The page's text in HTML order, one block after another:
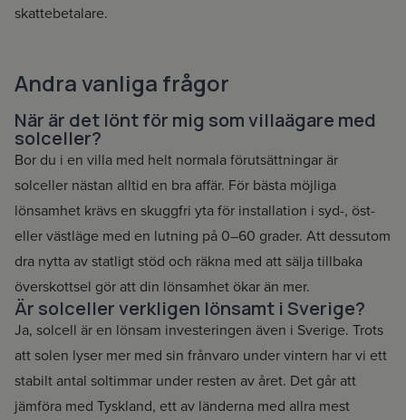
skattebetalare.
Andra vanliga frågor
När är det lönt för mig som villaägare med
solceller?
Bor du i en villa med helt normala förutsättningar är
solceller nästan alltid en bra affär. För bästa möjliga
lönsamhet krävs en skuggfri yta för installation i syd-, öst-
eller västläge med en lutning på 0–60 grader. Att dessutom
dra nytta av statligt stöd och räkna med att sälja tillbaka
överskottsel gör att din lönsamhet ökar än mer.
Är solceller verkligen lönsamt i Sverige?
Ja, solcell är en lönsam investeringen även i Sverige. Trots
att solen lyser mer med sin frånvaro under vintern har vi ett
stabilt antal soltimmar under resten av året. Det går att
jämföra med Tyskland, ett av länderna med allra mest